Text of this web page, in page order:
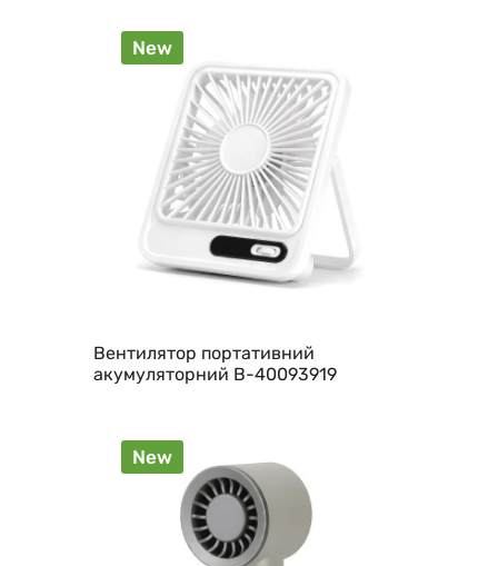
New
Вентилятор портативний
акумуляторний B-40093919
New